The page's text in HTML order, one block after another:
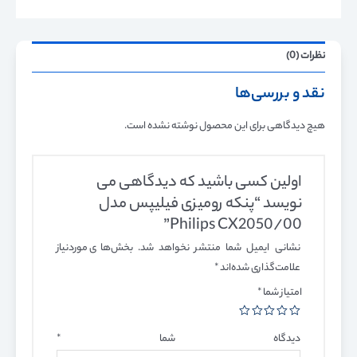
نظرات (0)
نقد و بررسی‌ها
هیچ دیدگاهی برای این محصول نوشته نشده است.
اولین کسی باشید که دیدگاهی می
نویسد “پنکه رومیزی فیلیپس مدل
Philips CX2050/00”
نشانی ایمیل شما منتشر نخواهد شد. بخش‌های موردنیاز
علامت‌گذاری شده‌اند*
امتیاز شما*
دیدگاه شما *